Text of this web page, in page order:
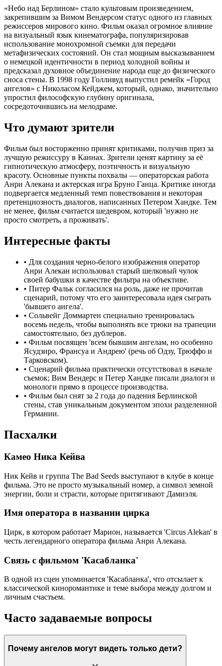
«Небо над Берлином» стало культовым произведением,
закрепившим за Вимом Вендерсом статус одного из главных
режиссеров мирового кино. Фильм оказал огромное влияние
на визуальный язык кинематографа, популяризировав
использование монохромной съемки для передачи
метафизических состояний. Он стал мощным высказыванием
о немецкой идентичности в период холодной войны и
предсказал духовное объединение народа еще до физического
сноса стены. В 1998 году Голливуд выпустил ремейк «Город
ангелов» с Николасом Кейджем, который, однако, значительно
упростил философскую глубину оригинала,
сосредоточившись на мелодраме.
Что думают зрители
Фильм был восторженно принят критиками, получив приз за
лучшую режиссуру в Каннах. Зрители ценят картину за её
гипнотическую атмосферу, поэтичность и визуальную
красоту. Основные пункты похвалы — операторская работа
Анри Алекана и актерская игра Бруно Ганца. Критике иногда
подвергается медленный темп повествования и некоторая
претенциозность диалогов, написанных Петером Хандке. Тем
не менее, фильм считается шедевром, который 'нужно не
просто смотреть, а проживать'.
Интересные факты
• Для создания черно-белого изображения оператор
Анри Алекан использовал старый шелковый чулок
своей бабушки в качестве фильтра на объективе.
• Питер Фальк согласился на роль, даже не прочитав
сценарий, потому что его заинтересовала идея сыграть
'бывшего ангела'.
• Сольвейг Доммартен специально тренировалась
восемь недель, чтобы выполнять все трюки на трапеции
самостоятельно, без дублеров.
• Фильм посвящен 'всем бывшим ангелам, но особенно
Ясудзиро, Франсуа и Андрею' (речь об Одзу, Трюффо и
Тарковском).
• Сценарий фильма практически отсутствовал в начале
съемок; Вим Вендерс и Петер Хандке писали диалоги и
монологи прямо в процессе производства.
• Фильм был снят за 2 года до падения Берлинской
стены, став уникальным документом эпохи разделенной
Германии.
Пасхалки
Камео Ника Кейва
Ник Кейв и группа The Bad Seeds выступают в клубе в конце
фильма. Это не просто музыкальный номер, а символ земной
энергии, боли и страсти, которые притягивают Дамиэля.
Имя оператора в названии цирка
Цирк, в котором работает Марион, называется 'Circus Alekan' в
честь легендарного оператора фильма Анри Алекана.
Связь с фильмом 'Касабланка'
В одной из сцен упоминается 'Касабланка', что отсылает к
классической киноромантике и теме выбора между долгом и
личным счастьем.
Часто задаваемые вопросы
Почему ангелов могут видеть только дети?